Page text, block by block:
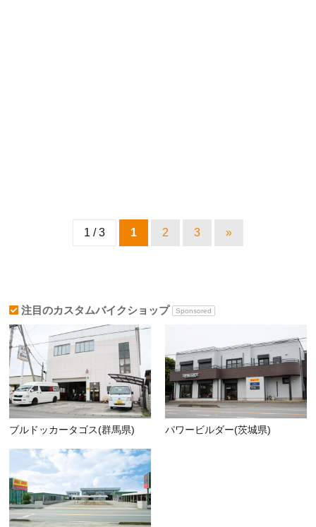
1 / 3 1 2 3 »
注目のカスタムバイクショップ Sponsored
ブルドッカータゴス(群馬県) パワービルダー(茨城県)